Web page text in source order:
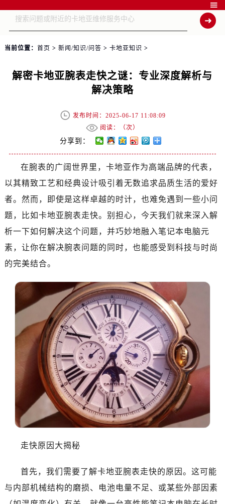

当前位置： 首页 > 新闻/知识/问答 > 卡地亚知识 >
解密卡地亚腕表走快之谜：专业深度解析与
解决策略
发布时间：2025-06-17 11:08:09
阅读：（次）
分享到：
在腕表的广阔世界里，卡地亚作为高端品牌的代表，
以其精致工艺和经典设计吸引着无数追求品质生活的爱好
者。然而，即使是这样卓越的时计，也难免遇到一些小问
题，比如卡地亚腕表走快。别担心，今天我们就来深入解
析一下如何解决这个问题，并巧妙地融入笔记本电脑元
素，让你在解决腕表问题的同时，也能感受到科技与时尚
的完美结合。
走快原因大揭秘
首先，我们需要了解卡地亚腕表走快的原因。这可能
与内部机械结构的磨损、电池电量不足、或某些外部因素